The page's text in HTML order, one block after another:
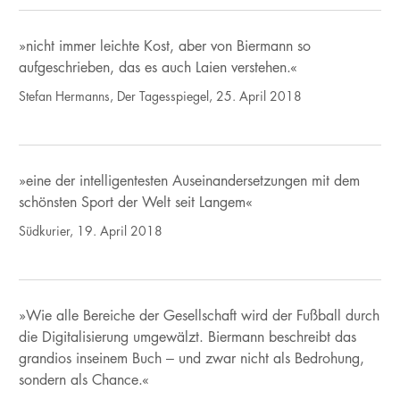
»nicht immer leichte Kost, aber von Biermann so
aufgeschrieben, das es auch Laien verstehen.«
Stefan Hermanns, Der Tagesspiegel, 25. April 2018
»eine der intelligentesten Auseinandersetzungen mit dem
schönsten Sport der Welt seit Langem«
Südkurier, 19. April 2018
»Wie alle Bereiche der Gesellschaft wird der Fußball durch
die Digitalisierung umgewälzt. Biermann beschreibt das
grandios inseinem Buch – und zwar nicht als Bedrohung,
sondern als Chance.«